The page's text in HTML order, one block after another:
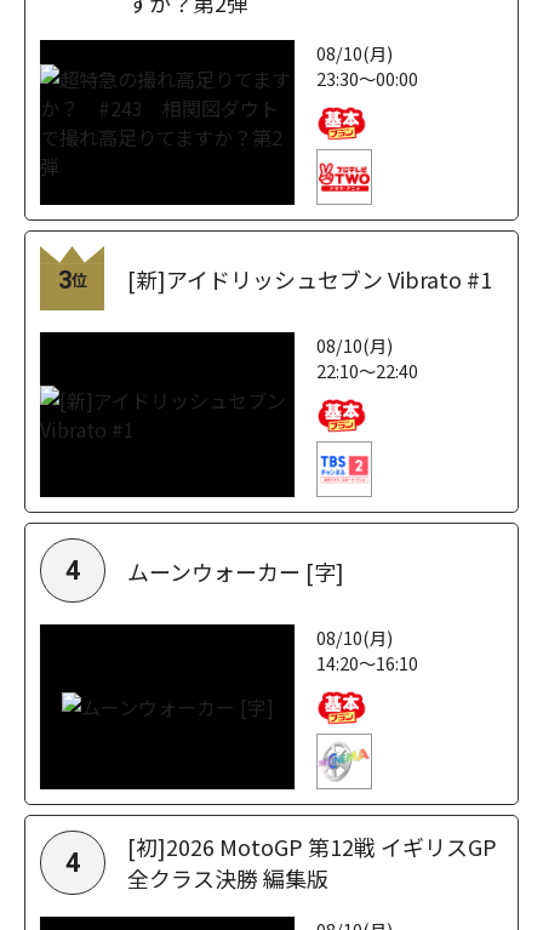
08/10(月)
23:30～00:00
3位 [新]アイドリッシュセブン Vibrato #1
08/10(月)
22:10～22:40
4 ムーンウォーカー [字]
08/10(月)
14:20～16:10
4
[初]2026 MotoGP 第12戦 イギリスGP
全クラス決勝 編集版